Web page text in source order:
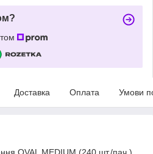
Доставка Оплата Умови
OVAL MEDIUM (240 шт./пач.)